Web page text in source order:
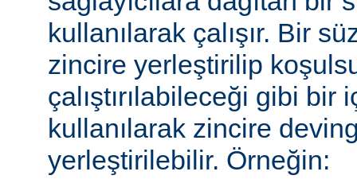
kullanılarak çalışır. Bir
zincire yerleştirilip
çalıştırılabileceği gibi bir
kullanılarak zincire
yerleştirilebilir. Örneğin: